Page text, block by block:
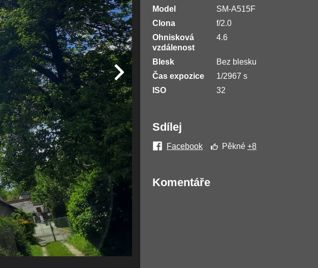
Model
SM-A515F
Clona
f/2.0
Ohnisková
vzdálenost
4.6
Blesk
Bez blesku
Čas expozice
1/2967 s
ISO
32
Sdílej
Facebook Pěkné +8
Komentáře